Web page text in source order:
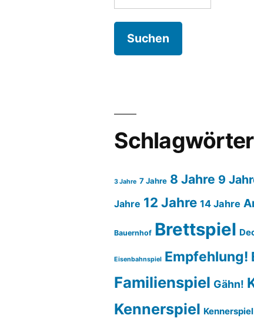
nach:
Schlagwörter
3 Jahre 7 Jahre 8 Jahre 9
Jahre 12 Jahre 14 Jahre
Bauernhof Brettspiel
Eisenbahnspiel Empfehlung!
Familienspiel Gähn!
Kennerspiel